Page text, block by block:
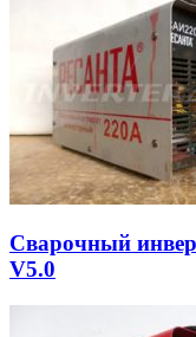
Сварочный
V5.0